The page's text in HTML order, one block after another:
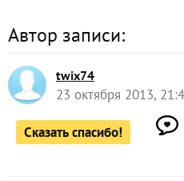
Автор записи:
twix74
23 октября 2013,
Сказать спасибо!